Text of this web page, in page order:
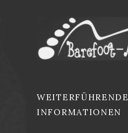
WEITERFÜHRENDE
INFORMATIONEN